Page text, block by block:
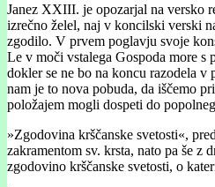
Janez XXIII. je opozarjal na versko
izrečno želel, naj v koncilski verski
zgodilo. V prvem poglavju svoje
Le v moči vstalega Gospoda more s
dokler se ne bo na koncu razodela
nam je to nova pobuda, da iščemo
položajem mogli dospeti do
»Zgodovina krščanske svetosti«,
zakramentom sv. krsta, nato pa še
zgodovino krščanske svetosti, o